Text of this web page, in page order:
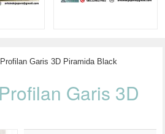
Garis 3D Piramida Black
Garis 3D